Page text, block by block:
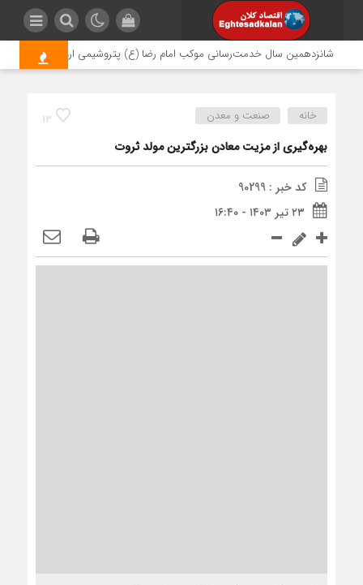
شانزدهمین سال خدمت‌رسانی موکب امام رضا (ع) پتروشیمی اروند؛ روایتی از
13 خانه صنعت و معدن
بهره‌گیری از مزیت معادن بزرگترین مولد ثروت
کد خبر : 90299
۲۳ تیر ۱۴۰۳ - ۱۶:۴۰